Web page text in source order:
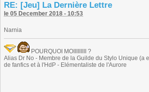
RE: [Jeu] La Dernière Lettre
le 05 December 2018 - 10:53
Narnia
POURQUOI MOIIIIIIIII ?
Alias Dr No - Membre de la Guilde du Stylo Unique (a
de fanfics et à l'HdP - Elémentaliste de l'Aurore